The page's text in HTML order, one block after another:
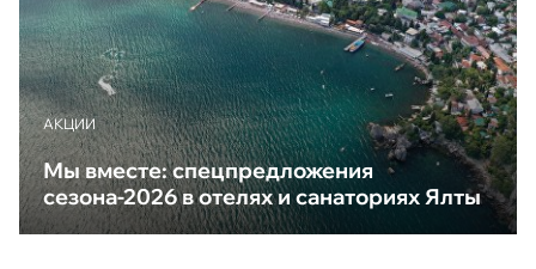
АКЦИИ
Мы вместе: спецпредложения
сезона-2026 в отелях и санаториях Ялты